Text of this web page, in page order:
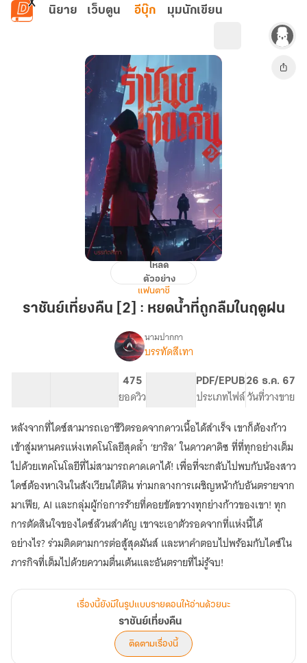
ข้ามไปยังเนื้อหาหลัก
นิยาย เว็บตูน อีบุ๊ก มุมนักเขียน
ราชันย์
คืน
ใน
ฤดู
ฝน
โหลด
ตัวอย่าง
แฟนตาซี
ราชันย์เที่ยงคืน [2] : หยดน้ำที่ถูกลืมในฤดูฝน
เรื่อง
นามปากกา
บรรทัดสีเทา
475
ยอดวิว
PDF/EPUB
ประเภทไฟล์
26 ธ.ค. 67
วันที่วางขาย
หลังจากที่ไดซ์สามารถเอาชีวิตรอดจากดาวเนื้อได้สำเร็จ เขาก็ต้องก้าว
เข้าสู่มหานครแห่งเทคโนโลยีสุดล้ำ ‘ยาริล’ ในดาวคาดิซ ที่ที่ทุกอย่างเต็ม
ไปด้วยเทคโนโลยีที่ไม่สามารถคาดเดาได้! เพื่อที่จะกลับไปพบกับน้องสาว
ไดซ์ต้องหาเงินในสังเวียนใต้ดิน ท่ามกลางการเผชิญหน้ากับอันตรายจาก
มาเฟีย, AI และกลุ่มผู้ก่อการร้ายที่คอยขัดขวางทุกย่างก้าวของเขา! ทุก
การตัดสินใจของไดซ์ล้วนสำคัญ เขาจะเอาตัวรอดจากที่แห่งนี้ได้
อย่างไร? ร่วมติดตามการต่อสู้สุดมันส์ และหาคำตอบไปพร้อมกับไดซ์ใน
เรื่องนี้ยังมีในรูปแบบรายตอนให้อ่านด้วยนะ
ราชันย์เที่ยงคืน
ติดตามเรื่องนี้